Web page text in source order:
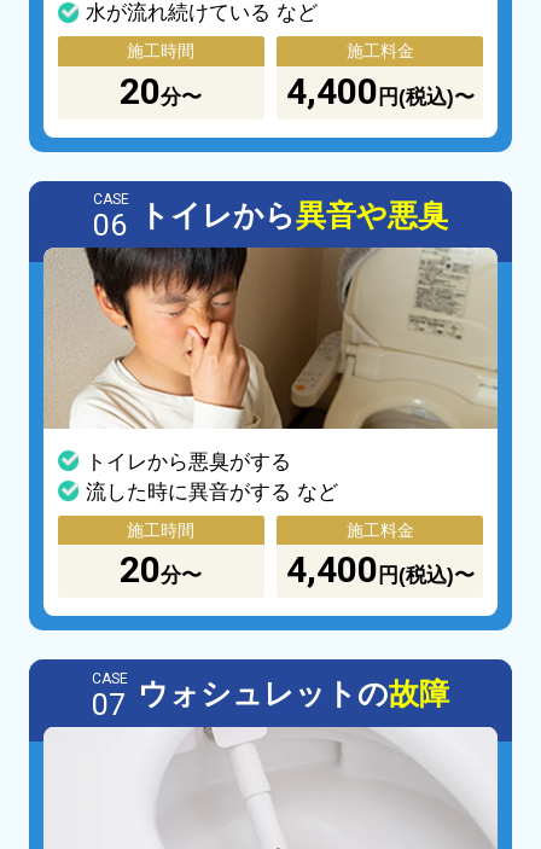
水が流れ続けている など
施工時間
20分〜
施工料金
4,400 円(税込)〜
CASE
06 トイレから異音や悪臭
トイレから悪臭がする
流した時に異音がする など
施工時間
20分〜
施工料金
4,400 円(税込)〜
CASE
07 ウォシュレットの故障